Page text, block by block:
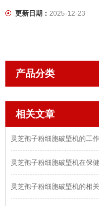
更新日期：2025-12-23
产品分类
相关文章
灵芝孢子粉细胞破壁机的工
灵芝孢子粉细胞破壁机在保
灵芝孢子粉细胞破壁机的相